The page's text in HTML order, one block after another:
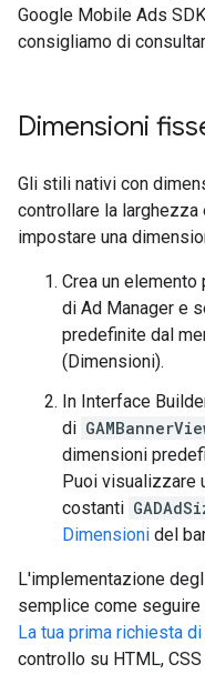
Google Mobile Ads SDK
consigliamo di
Dimensioni
Gli stili nativi con
controllare la
impostare una
Crea un
di Ad Manager e
predefinite dal
(Dimensioni).
In Interface
di
dimensioni
Puoi visualizzare
costanti
Dimensioni del
L'implementazione
semplice come
La tua prima richiesta di
controllo su HTML,